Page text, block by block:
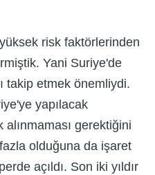
risk faktörlerinden
Yani Suriye'de
takip etmek önemliydi.
yapılacak
alınmaması gerektiğini
olduğuna da işaret
açıldı. Son iki yıldır